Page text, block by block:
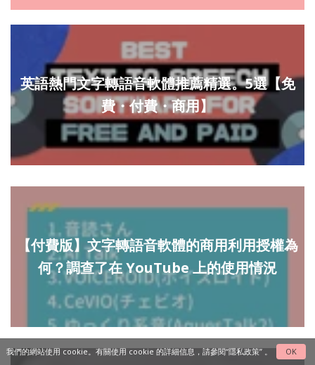
英語熱門文字轉語音軟體推薦精選。5選【免
費・付費・商用】
【付費版】文字轉語音軟體的商用利用授權為
何？調查了在 YouTube 上的使用情況
我們的網站使用 cookie。有關使用 cookie 的詳細信息，請參閱“隱私政策”。 OK